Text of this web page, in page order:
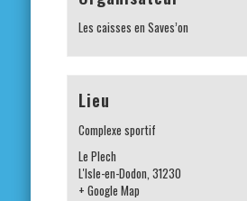
Les caisses en Saves’on
Lieu
Complexe sportif
Le Plech
L'Isle-en-Dodon, 31230
+ Google Map